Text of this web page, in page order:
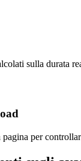
sulla durata
pagina per